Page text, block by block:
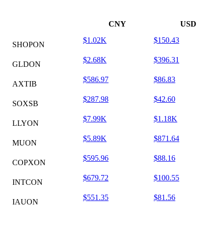
CNY USD
SHOPON
$1.02K $150.43
GLDON
$2.68K $396.31
AXTIB
$586.97 $86.83
SOXSB
$287.98 $42.60
LLYON
$7.99K $1.18K
MUON
$5.89K $871.64
COPXON
$595.96 $88.16
INTCON
$679.72 $100.55
IAUON
$551.35 $81.56